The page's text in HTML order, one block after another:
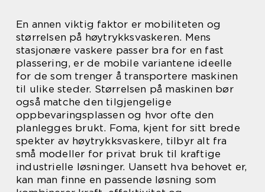
En annen viktig faktor er mobiliteten og
størrelsen på høytrykksvaskeren. Mens
stasjonære vaskere passer bra for en fast
plassering, er de mobile variantene ideelle
for de som trenger å transportere maskinen
til ulike steder. Størrelsen på maskinen bør
også matche den tilgjengelige
oppbevaringsplassen og hvor ofte den
planlegges brukt. Foma, kjent for sitt brede
spekter av høytrykksvaskere, tilbyr alt fra
små modeller for privat bruk til kraftige
industrielle løsninger. Uansett hva behovet er,
kan man finne en passende løsning som